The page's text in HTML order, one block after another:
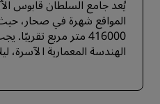
يُعد جامع السلطان قابوس
المواقع شهرة في صحار،
416000 متر مربع
الهندسة المعمارية الآسرة،